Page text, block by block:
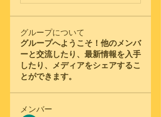
グループについて
グループへようこそ！他のメンバ
ーと交流したり、最新情報を入手
したり、メディアをシェアするこ
とができます。
メンバー